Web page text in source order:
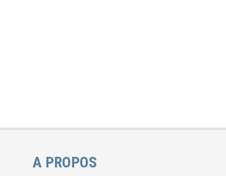
A PROPOS